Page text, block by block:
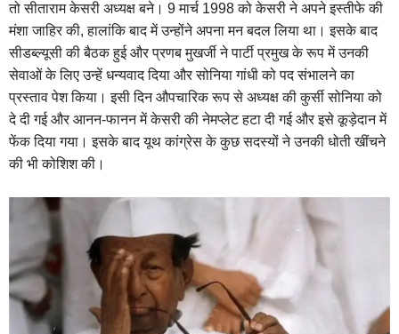
तो सीताराम केसरी अध्यक्ष बने। 9 मार्च 1998 को केसरी ने अपने इस्तीफे की
मंशा जाहिर की, हालांकि बाद में उन्होंने अपना मन बदल लिया था। इसके बाद
सीडब्ल्यूसी की बैठक हुई और प्रणब मुखर्जी ने पार्टी प्रमुख के रूप में उनकी
सेवाओं के लिए उन्हें धन्यवाद दिया और सोनिया गांधी को पद संभालने का
प्रस्ताव पेश किया। इसी दिन औपचारिक रूप से अध्यक्ष की कुर्सी सोनिया को
दे दी गई और आनन-फानन में केसरी की नेमप्लेट हटा दी गई और इसे कूड़ेदान में
फेंक दिया गया। इसके बाद यूथ कांग्रेस के कुछ सदस्यों ने उनकी धोती खींचने
की भी कोशिश की।